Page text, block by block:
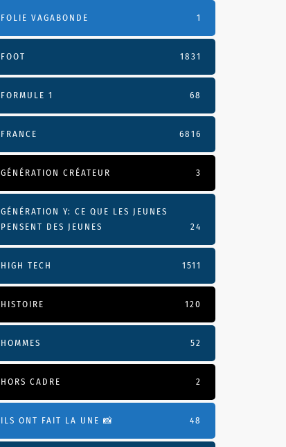
FOLIE VAGABONDE 1
FOOT 1831
FORMULE 1 68
FRANCE 6816
GÉNÉRATION CRÉATEUR 3
GÉNÉRATION Y: CE QUE LES JEUNES
PENSENT DES JEUNES
24
HIGH TECH 1511
HISTOIRE 120
HOMMES 52
HORS CADRE 2
ILS ONT FAIT LA UNE 📸 48